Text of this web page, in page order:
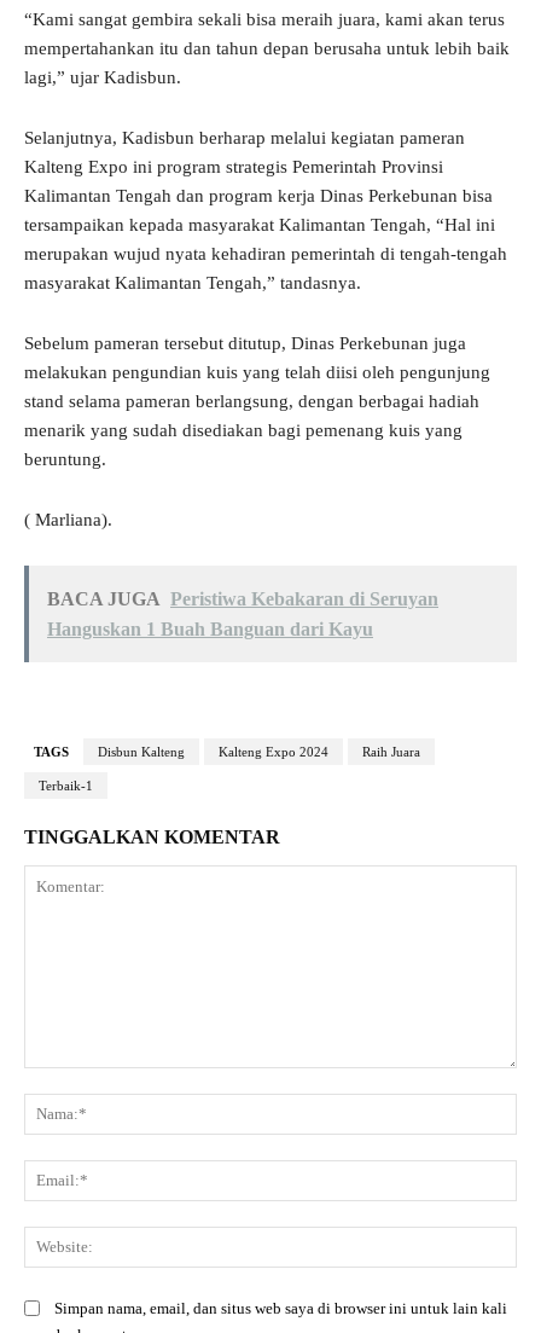
“Kami sangat gembira sekali bisa meraih juara, kami akan terus
mempertahankan itu dan tahun depan berusaha untuk lebih baik
lagi,” ujar Kadisbun.
Selanjutnya, Kadisbun berharap melalui kegiatan pameran
Kalteng Expo ini program strategis Pemerintah Provinsi
Kalimantan Tengah dan program kerja Dinas Perkebunan bisa
tersampaikan kepada masyarakat Kalimantan Tengah, “Hal ini
merupakan wujud nyata kehadiran pemerintah di tengah-tengah
masyarakat Kalimantan Tengah,” tandasnya.
Sebelum pameran tersebut ditutup, Dinas Perkebunan juga
melakukan pengundian kuis yang telah diisi oleh pengunjung
stand selama pameran berlangsung, dengan berbagai hadiah
menarik yang sudah disediakan bagi pemenang kuis yang
beruntung.
( Marliana).
BACA JUGA Peristiwa Kebakaran di Seruyan
Hanguskan 1 Buah Banguan dari Kayu
TAGS Disbun Kalteng Kalteng Expo 2024 Raih Juara
Terbaik-1
TINGGALKAN KOMENTAR
Simpan nama, email, dan situs web saya di browser ini untuk lain kali